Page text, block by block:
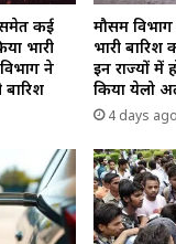
कई
भारी
ने
बारिश
मौसम
भारी
इन राज्यों में
किया येलो
4 days ago